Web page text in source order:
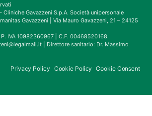
Cliniche Gavazzeni S.p.A. Società unipersonale
Gavazzeni | Via Mauro Gavazzeni, 21 – 24125
IVA 10982360967 | C.F. 00468520168
| Direttore sanitario: Dr. Massimo
Privacy Policy Cookie Policy Cookie Consent